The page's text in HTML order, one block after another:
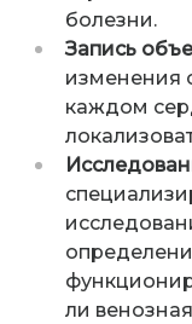
болезни.
Запись
изменения
каждом
ли